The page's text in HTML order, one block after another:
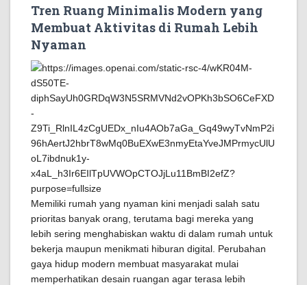
Tren Ruang Minimalis Modern yang
Membuat Aktivitas di Rumah Lebih
Nyaman
Memiliki rumah yang nyaman kini menjadi salah satu
prioritas banyak orang, terutama bagi mereka yang
lebih sering menghabiskan waktu di dalam rumah untuk
bekerja maupun menikmati hiburan digital. Perubahan
gaya hidup modern membuat masyarakat mulai
memperhatikan desain ruangan agar terasa lebih